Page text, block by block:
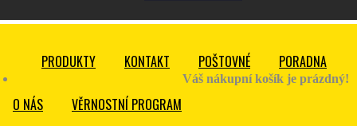
Váš nákupní košík je prázdný!
PRODUKTY KONTAKT POŠTOVNÉ PORADNA
O NÁS VĚRNOSTNÍ PROGRAM